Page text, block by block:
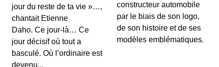
jour du reste de ta vie »…,
chantait Etienne
Daho. Ce jour-là… Ce
jour décisif où tout a
basculé. Où l’ordinaire est
devenu...
constructeur automobile
par le biais de son logo,
de son histoire et de ses
modèles emblématiques.